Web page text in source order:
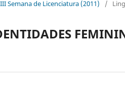
Semana de Licenciatura (2011) /